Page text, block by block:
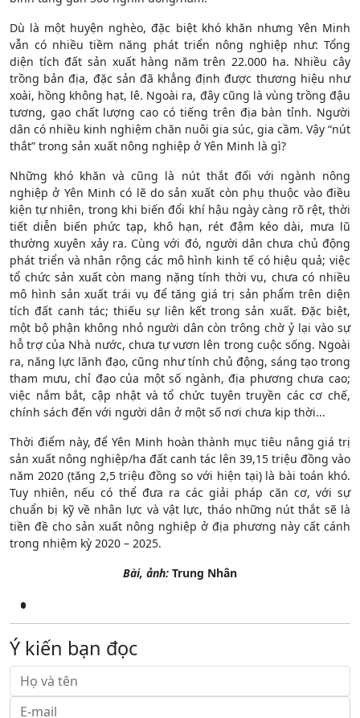
Dù là một huyện nghèo, đặc biệt khó khăn nhưng Yên Minh
vẫn có nhiều tiềm năng phát triển nông nghiệp như: Tổng
diện tích đất sản xuất hàng năm trên 22.000 ha. Nhiều cây
trồng bản địa, đặc sản đã khẳng định được thương hiệu như
xoài, hồng không hạt, lê. Ngoài ra, đây cũng là vùng trồng đậu
tương, gạo chất lượng cao có tiếng trên địa bàn tỉnh. Người
dân có nhiều kinh nghiệm chăn nuôi gia súc, gia cầm. Vậy “nút
thắt” trong sản xuất nông nghiệp ở Yên Minh là gì?
Những khó khăn và cũng là nút thắt đối với ngành nông
nghiệp ở Yên Minh có lẽ do sản xuất còn phụ thuộc vào điều
kiện tự nhiên, trong khi biến đổi khí hậu ngày càng rõ rệt, thời
tiết diễn biến phức tạp, khô hạn, rét đậm kéo dài, mưa lũ
thường xuyên xảy ra. Cùng với đó, người dân chưa chủ động
phát triển và nhân rộng các mô hình kinh tế có hiệu quả; việc
tổ chức sản xuất còn mang nặng tính thời vụ, chưa có nhiều
mô hình sản xuất trái vụ để tăng giá trị sản phẩm trên diện
tích đất canh tác; thiếu sự liên kết trong sản xuất. Đặc biệt,
một bộ phận không nhỏ người dân còn trông chờ ỷ lại vào sự
hỗ trợ của Nhà nước, chưa tự vươn lên trong cuộc sống. Ngoài
ra, năng lực lãnh đạo, cũng như tính chủ động, sáng tạo trong
tham mưu, chỉ đạo của một số ngành, địa phương chưa cao;
việc nắm bắt, cập nhật và tổ chức tuyên truyền các cơ chế,
chính sách đến với người dân ở một số nơi chưa kịp thời...
Thời điểm này, để Yên Minh hoàn thành mục tiêu nâng giá trị
sản xuất nông nghiệp/ha đất canh tác lên 39,15 triệu đồng vào
năm 2020 (tăng 2,5 triệu đồng so với hiện tại) là bài toán khó.
Tuy nhiên, nếu có thể đưa ra các giải pháp căn cơ, với sự
chuẩn bị kỹ về nhân lực và vật lực, tháo những nút thắt sẽ là
tiền đề cho sản xuất nông nghiệp ở địa phương này cất cánh
trong nhiệm kỳ 2020 – 2025.
Bài, ảnh: Trung Nhân
Ý kiến bạn đọc